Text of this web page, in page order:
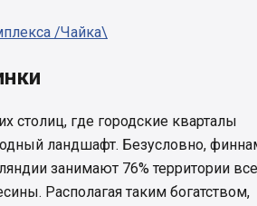
/Чайка\
столиц, где городские кварталы
ландшафт. Безусловно,
занимают 76% территории
Располагая таким богатством,